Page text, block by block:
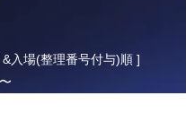
入場(整理番号付与)順 ]